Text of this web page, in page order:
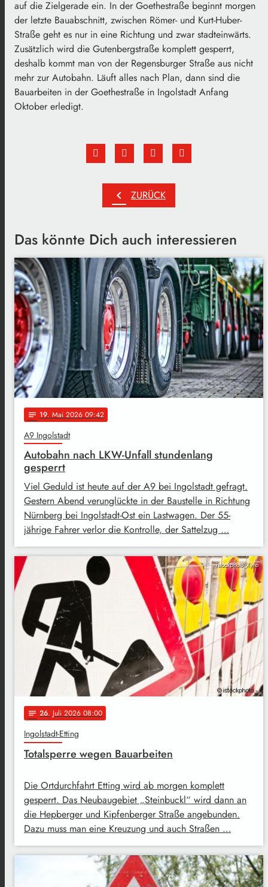
auf die Zielgerade ein. In der Goethestraße beginnt morgen
der letzte Bauabschnitt, zwischen Römer- und Kurt-Huber-
Straße geht es nur in eine Richtung und zwar stadteinwärts.
Zusätzlich wird die Gutenbergstraße komplett gesperrt,
deshalb kommt man von der Regensburger Straße aus nicht
mehr zur Autobahn. Läuft alles nach Plan, dann sind die
Bauarbeiten in der Goethestraße in Ingolstadt Anfang
Oktober erledigt.
chevron_left ZURÜCK
Das könnte Dich auch interessieren
notes 19. Mai 2026 09:42
A9 Ingolstadt
Autobahn nach LKW-Unfall stundenlang
gesperrt
Viel Geduld ist heute auf der A9 bei Ingolstadt gefragt.
Gestern Abend verunglückte in der Baustelle in Richtung
Nürnberg bei Ingolstadt-Ost ein Lastwagen. Der 55-
jährige Fahrer verlor die Kontrolle, der Sattelzug …
istockphoto_Xyno
notes 26. Juli 2026 08:00
Ingolstadt-Etting
Totalsperre wegen Bauarbeiten
Die Ortdurchfahrt Etting wird ab morgen komplett
gesperrt. Das Neubaugebiet „Steinbuckl“ wird dann an
die Hepberger und Kipfenberger Straße angebunden.
Dazu muss man eine Kreuzung und auch Straßen …